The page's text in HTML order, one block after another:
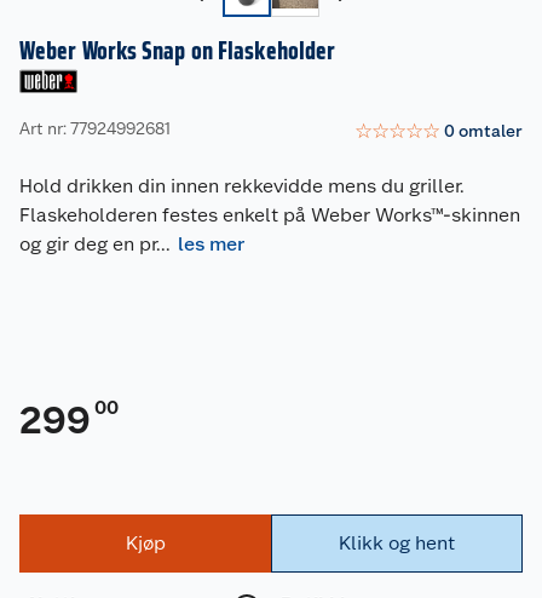
Weber Works Snap on Flaskeholder
Art nr: 77924992681 ☆☆☆☆☆ 0omtaler
Hold drikken din innen rekkevidde mens du griller.
Flaskeholderen festes enkelt på Weber Works™-skinnen
og gir deg en pr... les mer
299 00
Kjøp Klikk og hent